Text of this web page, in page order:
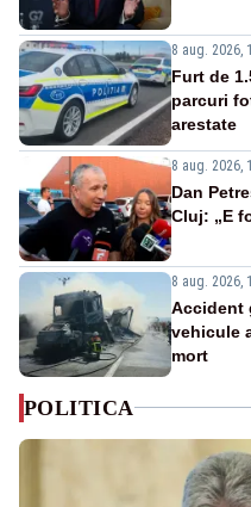
8 aug. 2026,
Furt de
parcuri
arestate
8 aug. 2026,
Dan
Cluj: „E
8 aug. 2026,
Accident
vehicule
mort
POLITICA